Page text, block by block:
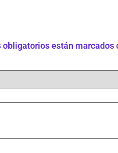
obligatorios están marcados